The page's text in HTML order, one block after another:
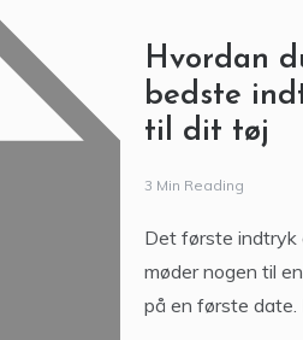
Hvordan
bedste
til dit tøj
3 Min Reading
Det første indtryk
møder nogen til
på en første date.